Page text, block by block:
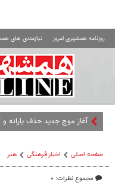
روزنامه همشهری امروز نیازمندی های
آغاز موج جدید حذف یارانه و
صفحه اصلی اخبار فرهنگی هنر
مجموع نظرات: ۰